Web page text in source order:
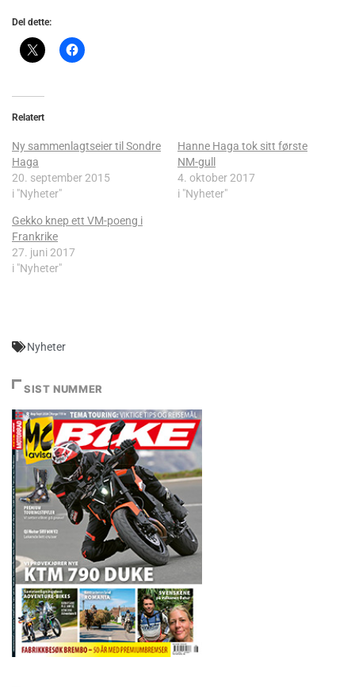
Del dette:
Relatert
Ny sammenlagtseier til Sondre
Haga
20. september 2015
i "Nyheter"
Hanne Haga tok sitt første
NM-gull
4. oktober 2017
i "Nyheter"
Gekko knep ett VM-poeng i
Frankrike
27. juni 2017
i "Nyheter"
Nyheter
SIST NUMMER